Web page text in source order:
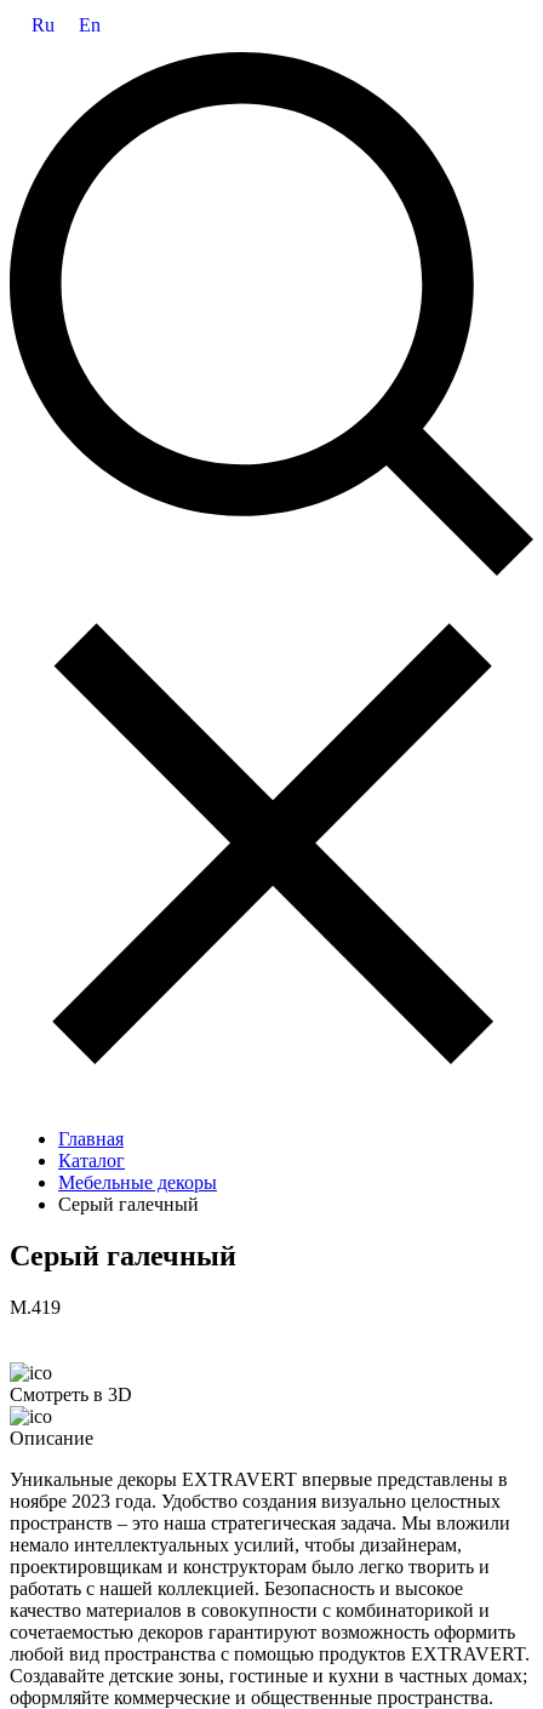
Ru En
Главная
Каталог
Мебельные декоры
Серый галечный
Серый галечный
M.419
Смотреть в 3D
Описание
Уникальные декоры EXTRAVERT впервые представлены в
ноябре 2023 года. Удобство создания визуально целостных
пространств – это наша стратегическая задача. Мы вложили
немало интеллектуальных усилий, чтобы дизайнерам,
проектировщикам и конструкторам было легко творить и
работать с нашей коллекцией. Безопасность и высокое
качество материалов в совокупности с комбинаторикой и
сочетаемостью декоров гарантируют возможность оформить
любой вид пространства с помощью продуктов EXTRAVERT.
Создавайте детские зоны, гостиные и кухни в частных домах;
оформляйте коммерческие и общественные пространства.